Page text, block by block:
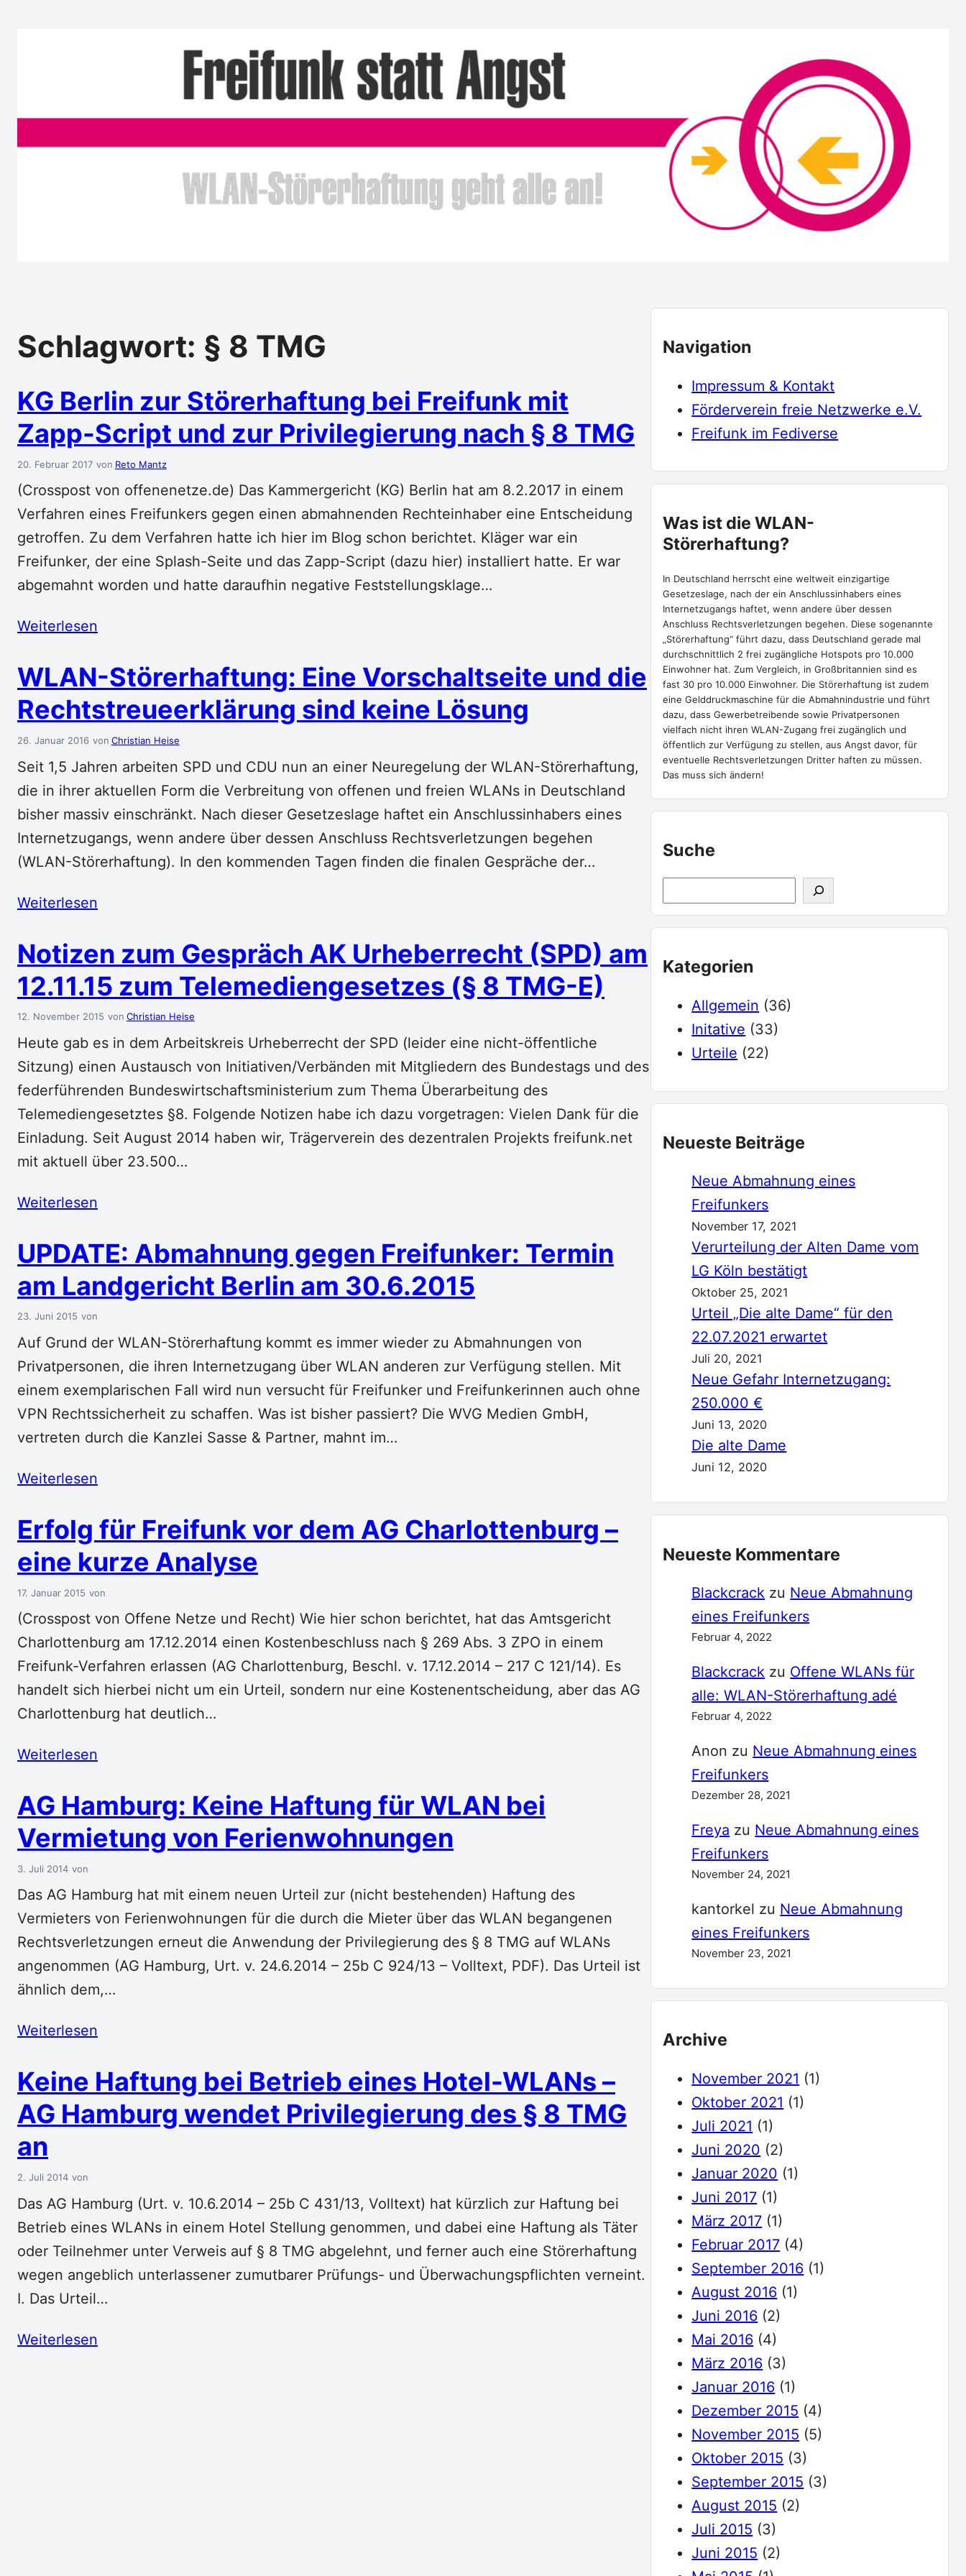
Schlagwort: § 8 TMG
KG Berlin zur Störerhaftung bei Freifunk mit
Zapp-Script und zur Privilegierung nach § 8 TMG
20. Februar 2017 Reto Mantz
(Crosspost von offenenetze.de) Das Kammergericht (KG) Berlin hat am 8.2.2017 in einem
Verfahren eines Freifunkers gegen einen abmahnenden Rechteinhaber eine Entscheidung
getroffen. Zu dem Verfahren hatte ich hier im Blog schon berichtet. Kläger war ein
Freifunker, der eine Splash-Seite und das Zapp-Script (dazu hier) installiert hatte. Er war
abgemahnt worden und hatte daraufhin negative Feststellungsklage…
Weiterlesen
WLAN-Störerhaftung: Eine Vorschaltseite und die
Rechtstreueerklärung sind keine Lösung
26. Januar 2016 Christian Heise
Seit 1,5 Jahren arbeiten SPD und CDU nun an einer Neuregelung der WLAN-Störerhaftung,
die in ihrer aktuellen Form die Verbreitung von offenen und freien WLANs in Deutschland
bisher massiv einschränkt. Nach dieser Gesetzeslage haftet ein Anschlussinhabers eines
Internetzugangs, wenn andere über dessen Anschluss Rechtsverletzungen begehen
(WLAN-Störerhaftung). In den kommenden Tagen finden die finalen Gespräche der…
Weiterlesen
Notizen zum Gespräch AK Urheberrecht (SPD) am
12.11.15 zum Telemediengesetzes (§ 8 TMG-E)
12. November 2015 Christian Heise
Heute gab es in dem Arbeitskreis Urheberrecht der SPD (leider eine nicht-öffentliche
Sitzung) einen Austausch von Initiativen/Verbänden mit Mitgliedern des Bundestags und des
federführenden Bundeswirtschaftsministerium zum Thema Überarbeitung des
Telemediengesetztes §8. Folgende Notizen habe ich dazu vorgetragen: Vielen Dank für die
Einladung. Seit August 2014 haben wir, Trägerverein des dezentralen Projekts freifunk.net
mit aktuell über 23.500…
Weiterlesen
UPDATE: Abmahnung gegen Freifunker: Termin
am Landgericht Berlin am 30.6.2015
23. Juni 2015
Auf Grund der WLAN-Störerhaftung kommt es immer wieder zu Abmahnungen von
Privatpersonen, die ihren Internetzugang über WLAN anderen zur Verfügung stellen. Mit
einem exemplarischen Fall wird nun versucht für Freifunker und Freifunkerinnen auch ohne
VPN Rechtssicherheit zu schaffen. Was ist bisher passiert? Die WVG Medien GmbH,
vertreten durch die Kanzlei Sasse & Partner, mahnt im…
Weiterlesen
Erfolg für Freifunk vor dem AG Charlottenburg –
eine kurze Analyse
17. Januar 2015
(Crosspost von Offene Netze und Recht) Wie hier schon berichtet, hat das Amtsgericht
Charlottenburg am 17.12.2014 einen Kostenbeschluss nach § 269 Abs. 3 ZPO in einem
Freifunk-Verfahren erlassen (AG Charlottenburg, Beschl. v. 17.12.2014 – 217 C 121/14). Es
handelt sich hierbei nicht um ein Urteil, sondern nur eine Kostenentscheidung, aber das AG
Charlottenburg hat deutlich…
Weiterlesen
AG Hamburg: Keine Haftung für WLAN bei
Vermietung von Ferienwohnungen
3. Juli 2014
Das AG Hamburg hat mit einem neuen Urteil zur (nicht bestehenden) Haftung des
Vermieters von Ferienwohnungen für die durch die Mieter über das WLAN begangenen
Rechtsverletzungen erneut die Anwendung der Privilegierung des § 8 TMG auf WLANs
angenommen (AG Hamburg, Urt. v. 24.6.2014 – 25b C 924/13 – Volltext, PDF). Das Urteil ist
ähnlich dem,…
Weiterlesen
Keine Haftung bei Betrieb eines Hotel-WLANs –
AG Hamburg wendet Privilegierung des § 8 TMG
an
2. Juli 2014
Das AG Hamburg (Urt. v. 10.6.2014 – 25b C 431/13, Volltext) hat kürzlich zur Haftung bei
Betrieb eines WLANs in einem Hotel Stellung genommen, und dabei eine Haftung als Täter
oder Teilnehmer unter Verweis auf § 8 TMG abgelehnt, und ferner auch eine Störerhaftung
wegen angeblich unterlassener zumutbarer Prüfungs- und Überwachungspflichten verneint.
I. Das Urteil…
Weiterlesen
Navigation
Impressum & Kontakt
Förderverein freie Netzwerke e.V.
Freifunk im Fediverse
Was ist die WLAN-
Störerhaftung?
In Deutschland herrscht eine weltweit einzigartige
Gesetzeslage, nach der ein Anschlussinhabers eines
Internetzugangs haftet, wenn andere über dessen
Anschluss Rechtsverletzungen begehen. Diese sogenannte
„Störerhaftung“ führt dazu, dass Deutschland gerade mal
durchschnittlich 2 frei zugängliche Hotspots pro 10.000
Einwohner hat. Zum Vergleich, in Großbritannien sind es
fast 30 pro 10.000 Einwohner. Die Störerhaftung ist zudem
eine Gelddruckmaschine für die Abmahnindustrie und führt
dazu, dass Gewerbetreibende sowie Privatpersonen
vielfach nicht ihren WLAN-Zugang frei zugänglich und
öffentlich zur Verfügung zu stellen, aus Angst davor, für
eventuelle Rechtsverletzungen Dritter haften zu müssen.
Das muss sich ändern!
Suche
u
h
Kategorien
Allgemein (36)
Initative (33)
Urteile (22)
Neueste Beiträge
Neue Abmahnung eines
Freifunkers
November 17, 2021
Verurteilung der Alten Dame vom
LG Köln bestätigt
Oktober 25, 2021
Urteil „Die alte Dame“ für den
22.07.2021 erwartet
Juli 20, 2021
Neue Gefahr Internetzugang:
250.000 €
Juni 13, 2020
Die alte Dame
Juni 12, 2020
Neueste Kommentare
Blackcrack zu Neue Abmahnung
eines Freifunkers
Februar 4, 2022
Blackcrack zu Offene WLANs für
alle: WLAN-Störerhaftung adé
Februar 4, 2022
Anon zu Neue Abmahnung eines
Freifunkers
Dezember 28, 2021
Freya zu Neue Abmahnung eines
Freifunkers
November 24, 2021
kantorkel zu Neue Abmahnung
eines Freifunkers
November 23, 2021
Archive
November 2021 (1)
Oktober 2021 (1)
Juli 2021 (1)
Juni 2020 (2)
Januar 2020 (1)
Juni 2017 (1)
März 2017 (1)
Februar 2017 (4)
September 2016 (1)
August 2016 (1)
Juni 2016 (2)
Mai 2016 (4)
März 2016 (3)
Januar 2016 (1)
Dezember 2015 (4)
November 2015 (5)
Oktober 2015 (3)
September 2015 (3)
August 2015 (2)
Juli 2015 (3)
Juni 2015 (2)